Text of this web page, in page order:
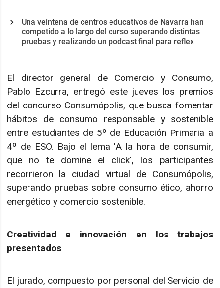
Una veintena de centros educativos de Navarra han
competido a lo largo del curso superando distintas
pruebas y realizando un podcast final para reflex
El director general de Comercio y Consumo,
Pablo Ezcurra, entregó este jueves los premios
del concurso Consumópolis, que busca fomentar
hábitos de consumo responsable y sostenible
entre estudiantes de 5º de Educación Primaria a
4º de ESO. Bajo el lema 'A la hora de consumir,
que no te domine el click', los participantes
recorrieron la ciudad virtual de Consumópolis,
superando pruebas sobre consumo ético, ahorro
energético y comercio sostenible.
Creatividad e innovación en los trabajos
presentados
El jurado, compuesto por personal del Servicio de